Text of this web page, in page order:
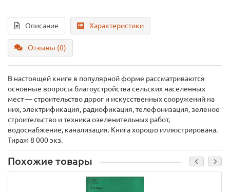
Описание Характеристики
Отзывы (0)
В настоящей книге в популярной форме рассматриваются
основные вопросы благоустройства сельских населенных
мест — строительство дорог и искусственных сооружений на
них, электрификация, радиофикация, телефонизация, зеленое
строительство и техника озеленительных работ,
водоснабжение, канализация. Книга хорошо иллюстрирована.
Тираж 8 000 экз.
Похожие товары